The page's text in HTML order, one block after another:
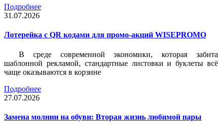
Подробнее
31.07.2026
Лотерейка c QR кодами для промо-акций WISEPROMO
В среде современной экономики, которая забита
шаблонной рекламой, стандартные листовки и буклеты всё
чаще оказываются в корзине
Подробнее
27.07.2026
Замена молнии на обуви: Вторая жизнь любимой пары